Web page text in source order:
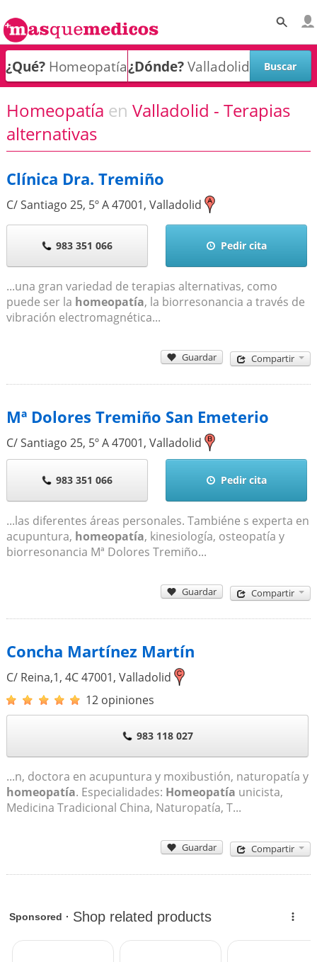
¿Qué? ¿Dónde?
Homeopatía en Valladolid - Terapias
alternativas
Clínica Dra. Tremiño
C/ Santiago 25, 5º A47001, Valladolid
983 351 066 Pedir cita
...una gran variedad de terapias alternativas, como
puede ser la homeopatía, la biorresonancia a través de
vibración electromagnética...
Guardar Compartir
Mª Dolores Tremiño San Emeterio
C/ Santiago 25, 5º A47001, Valladolid
983 351 066 Pedir cita
...las diferentes áreas personales. Tambiéne s experta en
acupuntura, homeopatía, kinesiología, osteopatía y
biorresonancia Mª Dolores Tremiño...
Guardar Compartir
Concha Martínez Martín
C/ Reina,1, 4C47001, Valladolid
12 opiniones
983 118 027
...n, doctora en acupuntura y moxibustión, naturopatía y
homeopatía. Especialidades: Homeopatía unicista,
Medicina Tradicional China, Naturopatía, T...
Guardar Compartir